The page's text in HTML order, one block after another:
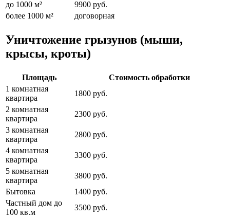
до 1000 м²
9900 руб.
более 1000 м²
договорная
Уничтожение грызунов (мыши,
крысы, кроты)
Площадь
Стоимость обработки
1 комнатная
квартира
1800 руб.
2 комнатная
квартира
2300 руб.
3 комнатная
квартира
2800 руб.
4 комнатная
квартира
3300 руб.
5 комнатная
квартира
3800 руб.
Бытовка
1400 руб.
Частный дом до
100 кв.м
3500 руб.